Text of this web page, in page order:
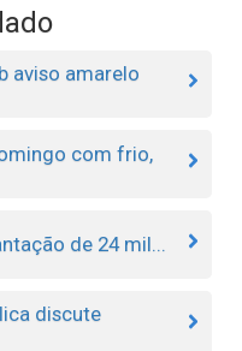
aviso amarelo
com frio,
de 24 mil...
discute